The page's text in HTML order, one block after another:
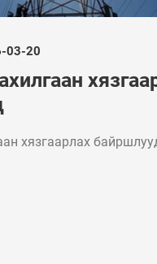
03-20
хязгаарлах